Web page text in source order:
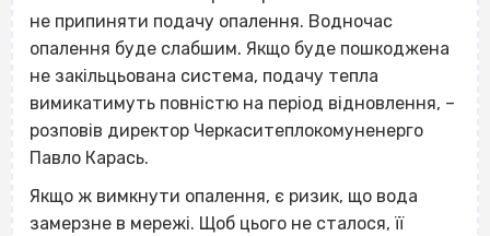
не припиняти подачу опалення. Водночас
опалення буде слабшим. Якщо буде пошкоджена
не закільцьована система, подачу тепла
вимикатимуть повністю на період відновлення, –
розповів директор Черкаситеплокомуненерго
Павло Карась.
Якщо ж вимкнути опалення, є ризик, що вода
замерзне в мережі. Щоб цього не сталося, її